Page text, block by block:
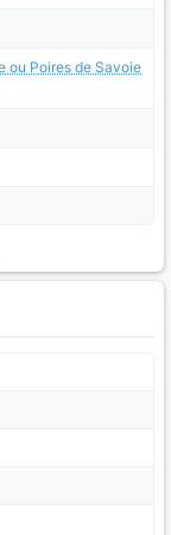
ou Poires de Savoie